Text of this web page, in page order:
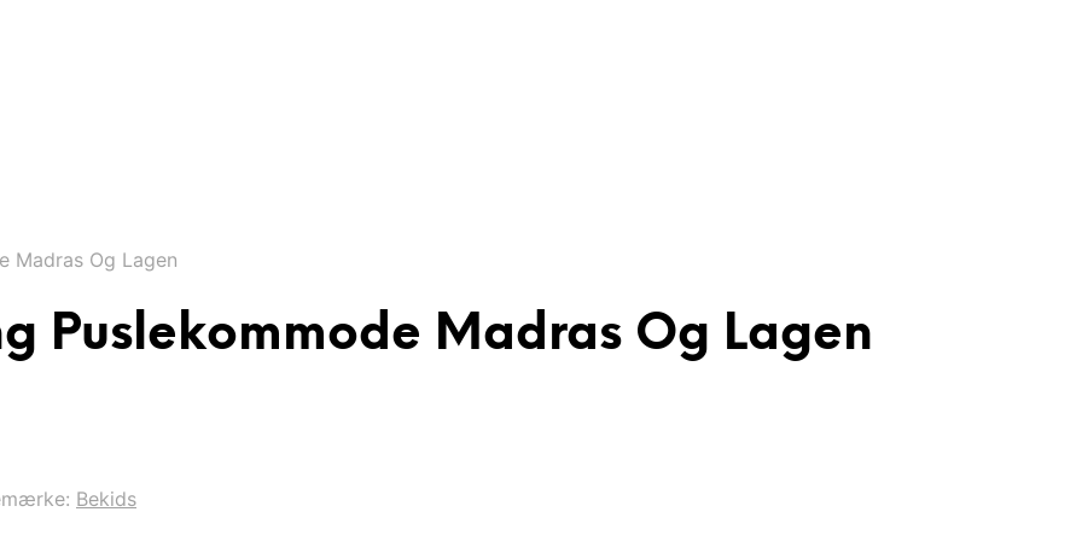
Madras Og Lagen
Puslekommode Madras Og Lagen
Bekids